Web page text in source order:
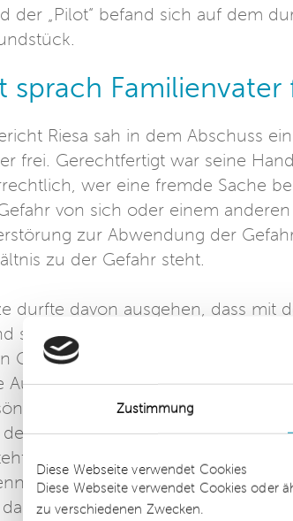
Zustimmung
Diese Webseite verwendet Cookies
Diese Webseite verwendet Cookies oder
zu verschiedenen Zwecken.
der „Pilot“ befand sich auf dem
sprach Familienvater
Riesa sah in dem Abschuss
frei. Gerechtfertigt war seine
wer eine fremde Sache
von sich oder einem
zur Abwendung der
zu der Gefahr steht.
durfte davon ausgehen, dass mit
seiner Familie gemacht wurden.
Garten um einen gegen Einblicke
Aufnahme eine gemäß § 201a
Lebensbereichs durch
Persönlichkeitsrechts von ihm
laut Gericht auch im Verhältnis
schützte und das Fliegen
vergleichbar ist, kindlich-